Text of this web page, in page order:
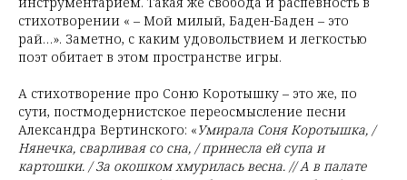
стихотворении « – Мой милый, Баден-Баден – это
рай…». Заметно, с каким удовольствием и легкостью
поэт обитает в этом пространстве игры.
А стихотворение про Соню Коротышку – это же, по
сути, постмодернистское переосмысление песни
Александра Вертинского: «Умирала Соня Коротышка, /
Нянечка, сварливая со сна, / принесла ей супа и
картошки. / За окошком хмурилась весна. // А в палате